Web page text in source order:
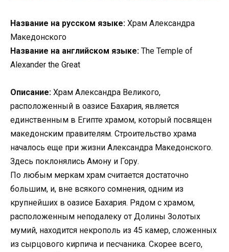
Название на русском языке: Храм Александра
Македонского
Название на английском языке: The Temple of
Alexander the Great
Описание: Храм Александра Великого,
расположенный в оазисе Бахария, является
единственным в Египте храмом, который посвящен
македонским правителям. Строительство храма
началось еще при жизни Александра Македонского.
Здесь поклонялись Амону и Гору.
По любым меркам храм считается достаточно
большим, и, вне всякого сомнения, одним из
крупнейших в оазисе Бахария. Рядом с храмом,
расположенным неподалеку от Долины Золотых
мумий, находится некрополь из 45 камер, сложенных
из сырцового кирпича и песчаника. Скорее всего,